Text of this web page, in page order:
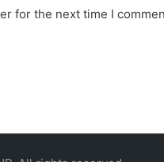
for the next time I